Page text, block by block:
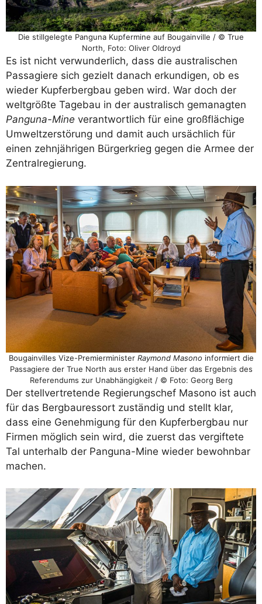
Die stillgelegte Panguna Kupfermine auf Bougainville / © True
North, Foto: Oliver Oldroyd
Es ist nicht verwunderlich, dass die australischen
Passagiere sich gezielt danach erkundigen, ob es
wieder Kupferbergbau geben wird. War doch der
weltgrößte Tagebau in der australisch gemanagten
Panguna-Mine verantwortlich für eine großflächige
Umweltzerstörung und damit auch ursächlich für
einen zehnjährigen Bürgerkrieg gegen die Armee der
Zentralregierung.
Bougainvilles Vize-Premierminister Raymond Masono informiert die
Passagiere der True North aus erster Hand über das Ergebnis des
Referendums zur Unabhängigkeit / © Foto: Georg Berg
Der stellvertretende Regierungschef Masono ist auch
für das Bergbauressort zuständig und stellt klar,
dass eine Genehmigung für den Kupferbergbau nur
Firmen möglich sein wird, die zuerst das vergiftete
Tal unterhalb der Panguna-Mine wieder bewohnbar
machen.